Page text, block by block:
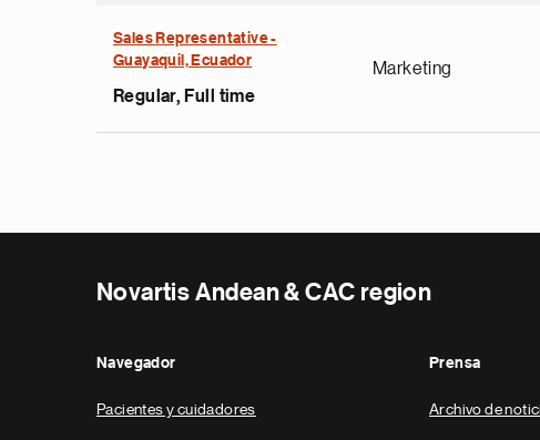
Sales Representative -
Guayaquil, Ecuador
Regular, Full time
Marketing
Novartis Andean & CAC region
Navegador
Pacientes y cuidadores
Prensa
Archivo de